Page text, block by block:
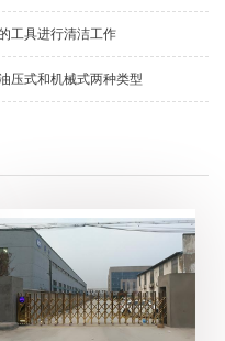
工具进行清洁工作
压式和机械式两种类型